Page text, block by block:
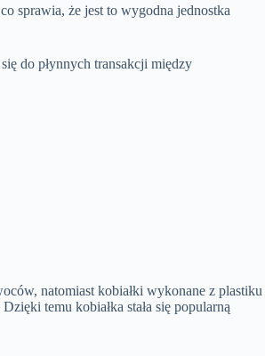
sprawia, że jest to wygodna jednostka
do płynnych transakcji między
natomiast kobiałki wykonane z plastiku
temu kobiałka stała się popularną